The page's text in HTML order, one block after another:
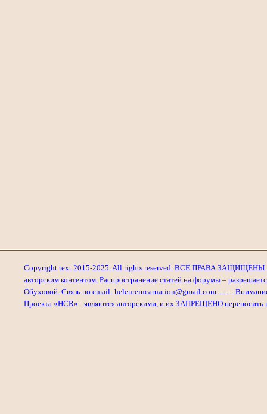
Copyright text 2015-2025. All rights reserved. ВСЕ ПРАВА ЗАЩИЩЕНЫ.
авторским контентом. Распространение статей на форумы –
Обуховой. Связь по email: helenreincarnation@gmail.com ……
Проекта «HCR» - являются авторскими, и их ЗАПРЕЩЕНО переносить в